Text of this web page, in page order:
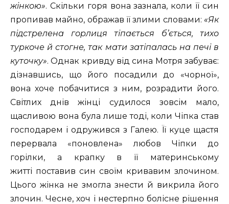
жінкою». Скільки горя вона зазнала, коли її син
пропивав майно, ображав її злими словами: «Як
підстрелена горлиця тіпається б’ється,
тихо
туркоче й стогне, так мати затіпалась на печі в
куточку». Однак кривду від сина Мотря забуває:
дізнавшись, що його посадили до «чорної»,
вона хоче побачитися з ним, розрадити його.
Світлих днів жінці судилося зовсім мало,
щасливою вона була лише тоді, коли Чіпка став
господарем і одружився з Галею. Її куце щастя
перервала «поновлена» любов Чіпки до
горілки, а крапку в її материнському
житті поставив син своїм кривавим злочином.
Цього жінка не змогла знести й викрила його
злочин. Чесне, хоч і нестерпно болісне рішення